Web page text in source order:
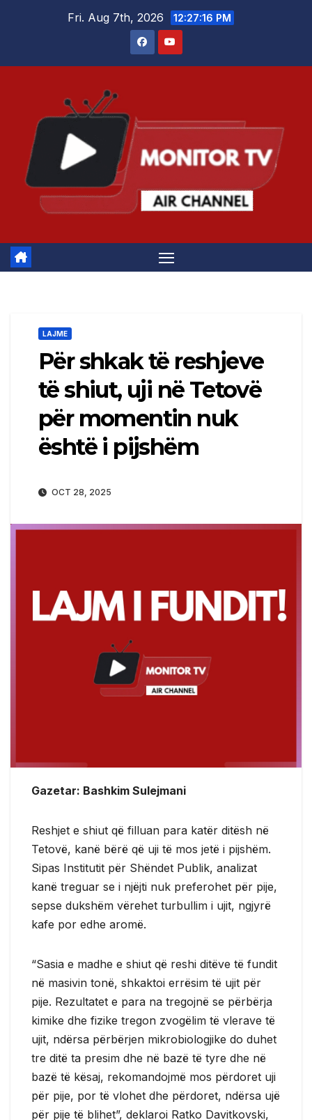
Fri. Aug 7th, 2026 12:27:16 PM
LAJME
Për shkak të reshjeve
të shiut, uji në Tetovë
për momentin nuk
është i pijshëm
OCT 28, 2025
Gazetar: Bashkim Sulejmani
Reshjet e shiut që filluan para katër ditësh në
Tetovë, kanë bërë që uji të mos jetë i pijshëm.
Sipas Institutit për Shëndet Publik, analizat
kanë treguar se i njëjti nuk preferohet për pije,
sepse dukshëm vërehet turbullim i ujit, ngjyrë
kafe por edhe aromë.
“Sasia e madhe e shiut që reshi ditëve të fundit
në masivin tonë, shkaktoi errësim të ujit për
pije. Rezultatet e para na tregojnë se përbërja
kimike dhe fizike tregon zvogëlim të vlerave të
ujit, ndërsa përbërjen mikrobiologjike do duhet
tre ditë ta presim dhe në bazë të tyre dhe në
bazë të kësaj, rekomandojmë mos përdoret uji
për pije, por të vlohet dhe përdoret, ndërsa ujë
për pije të blihet”, deklaroi Ratko Davitkovski,